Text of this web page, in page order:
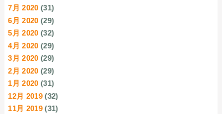
7月 2020 (31)
6月 2020 (29)
5月 2020 (32)
4月 2020 (29)
3月 2020 (29)
2月 2020 (29)
1月 2020 (31)
12月 2019 (32)
11月 2019 (31)